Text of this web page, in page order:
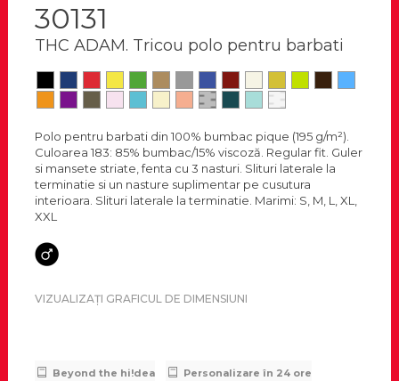
30131
THC ADAM. Tricou polo pentru barbati
Polo pentru barbati din 100% bumbac pique (195 g/m²).
Culoarea 183: 85% bumbac/15% viscoză. Regular fit. Guler
si mansete striate, fenta cu 3 nasturi. Slituri laterale la
terminatie si un nasture suplimentar pe cusutura
interioara. Slituri laterale la terminatie. Marimi: S, M, L, XL,
XXL
VIZUALIZAȚI GRAFICUL DE DIMENSIUNI
Beyond the hi!dea Personalizare în 24 ore